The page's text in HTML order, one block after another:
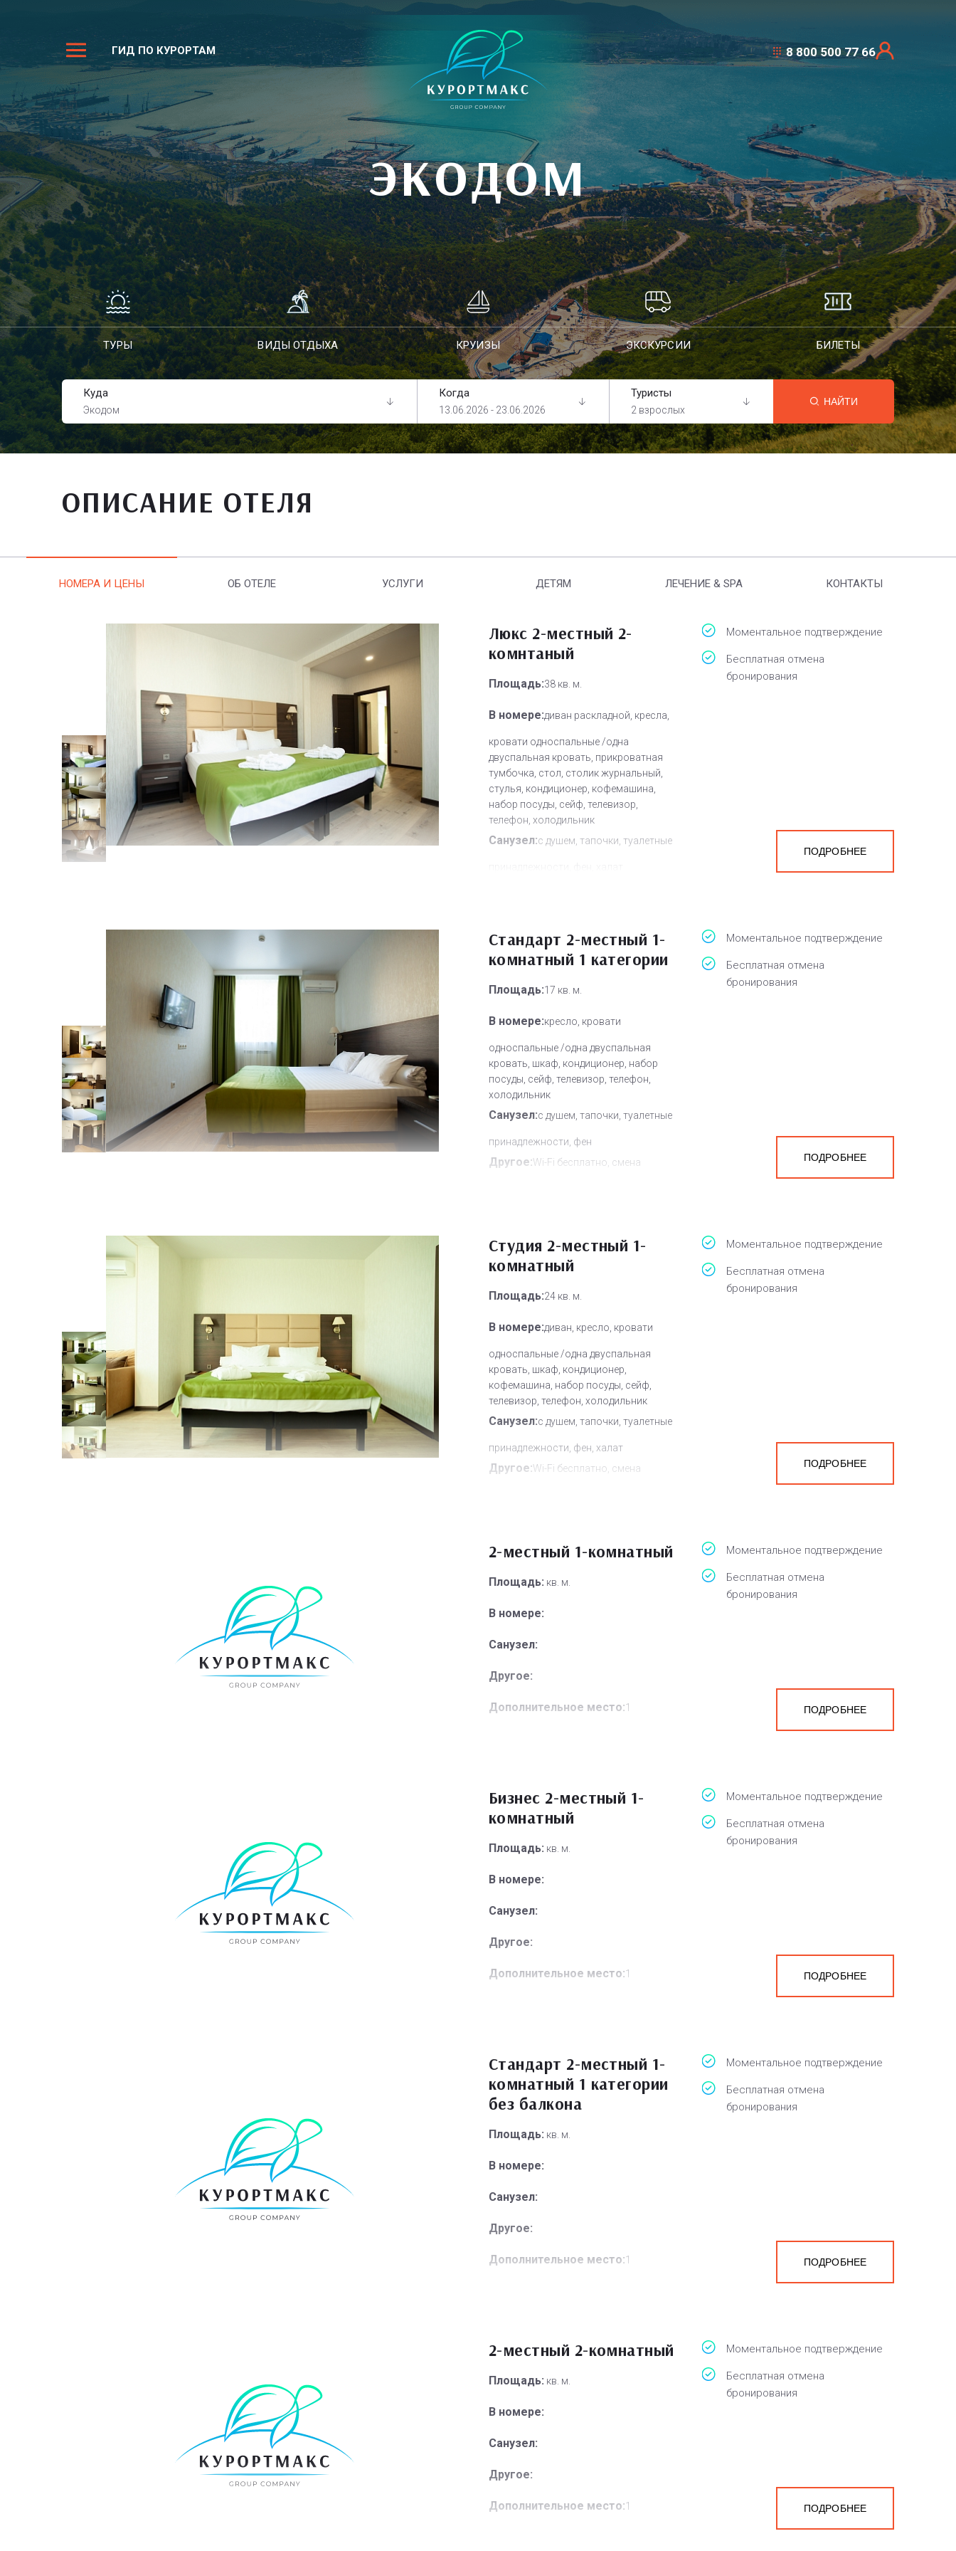
ГИД ПО КУРОРТАМ 8 800 500 77 66
ЭКОДОМ
ТУРЫ ВИДЫ ОТДЫХА КРУИЗЫ ЭКСКУРСИИ БИЛЕТЫ
Куда
Экодом
Когда
13.06.2026 - 23.06.2026
Туристы
2 взрослых
НАЙТИ
ОПИСАНИЕ ОТЕЛЯ
НОМЕРА И ЦЕНЫ ОБ ОТЕЛЕ УСЛУГИ ДЕТЯМ ЛЕЧЕНИЕ & SPA КОНТАКТЫ
Люкс 2-местный 2-
комнтаный
Площадь:38 кв. м.
В номере:диван раскладной, кресла,
кровати односпальные /одна
двуспальная кровать, прикроватная
тумбочка, стол, столик журнальный,
стулья, кондиционер, кофемашина,
набор посуды, сейф, телевизор,
телефон, холодильник
Санузел:с душем, тапочки, туалетные
Дополнительное место:
Моментальное подтверждение
Бесплатная отмена
бронирования
ПОДРОБНЕЕ
Стандарт 2-местный 1-
комнатный 1 категории
Площадь:17 кв. м.
В номере:кресло, кровати
односпальные /одна двуспальная
кровать, шкаф, кондиционер, набор
посуды, сейф, телевизор, телефон,
холодильник
Санузел:с душем, тапочки, туалетные
принадлежности, фен
Другое:Wi-Fi бесплатно, смена
Моментальное подтверждение
Бесплатная отмена
бронирования
ПОДРОБНЕЕ
Студия 2-местный 1-
комнатный
Площадь:24 кв. м.
В номере:диван, кресло, кровати
односпальные /одна двуспальная
кровать, шкаф, кондиционер,
кофемашина, набор посуды, сейф,
телевизор, телефон, холодильник
Санузел:с душем, тапочки, туалетные
принадлежности, фен, халат
Другое:Wi-Fi бесплатно, смена
Моментальное подтверждение
Бесплатная отмена
бронирования
ПОДРОБНЕЕ
2-местный 1-комнатный
Площадь: кв. м.
В номере:
Санузел:
Другое:
Дополнительное место:1
Моментальное подтверждение
Бесплатная отмена
бронирования
ПОДРОБНЕЕ
Бизнес 2-местный 1-
комнатный
Площадь: кв. м.
В номере:
Санузел:
Другое:
Дополнительное место:1
Моментальное подтверждение
Бесплатная отмена
бронирования
ПОДРОБНЕЕ
Стандарт 2-местный 1-
комнатный 1 категории
без балкона
Площадь: кв. м.
В номере:
Санузел:
Другое:
Дополнительное место:1
Моментальное подтверждение
Бесплатная отмена
бронирования
ПОДРОБНЕЕ
2-местный 2-комнатный
Площадь: кв. м.
В номере:
Санузел:
Другое:
Дополнительное место:1
Моментальное подтверждение
Бесплатная отмена
бронирования
ПОДРОБНЕЕ